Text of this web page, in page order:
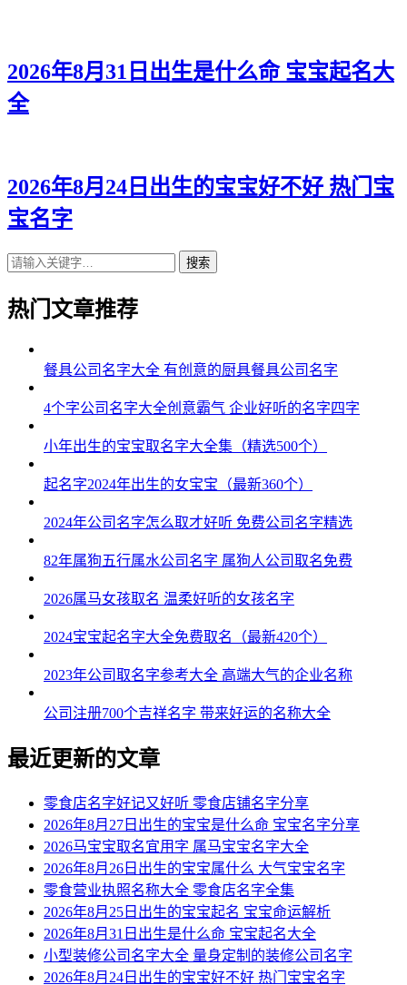
2026年8月31日出生是什么命 宝宝起名大
全
2026年8月24日出生的宝宝好不好 热门宝
宝名字
搜索
热门文章推荐
餐具公司名字大全 有创意的厨具餐具公司名字
4个字公司名字大全创意霸气 企业好听的名字四字
小年出生的宝宝取名字大全集（精选500个）
起名字2024年出生的女宝宝（最新360个）
2024年公司名字怎么取才好听 免费公司名字精选
82年属狗五行属水公司名字 属狗人公司取名免费
2026属马女孩取名 温柔好听的女孩名字
2024宝宝起名字大全免费取名（最新420个）
2023年公司取名字参考大全 高端大气的企业名称
公司注册700个吉祥名字 带来好运的名称大全
最近更新的文章
零食店名字好记又好听 零食店铺名字分享
2026年8月27日出生的宝宝是什么命 宝宝名字分享
2026马宝宝取名宜用字 属马宝宝名字大全
2026年8月26日出生的宝宝属什么 大气宝宝名字
零食营业执照名称大全 零食店名字全集
2026年8月25日出生的宝宝起名 宝宝命运解析
2026年8月31日出生是什么命 宝宝起名大全
小型装修公司名字大全 量身定制的装修公司名字
2026年8月24日出生的宝宝好不好 热门宝宝名字